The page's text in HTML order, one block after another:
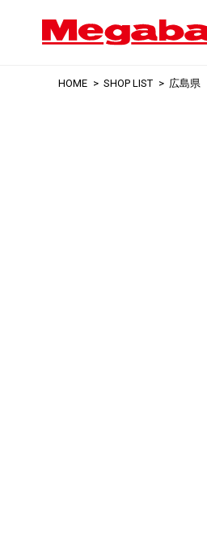
HOME SHOP LIST 広島県